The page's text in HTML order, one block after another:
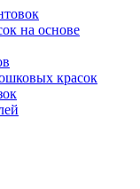
на основе
красок